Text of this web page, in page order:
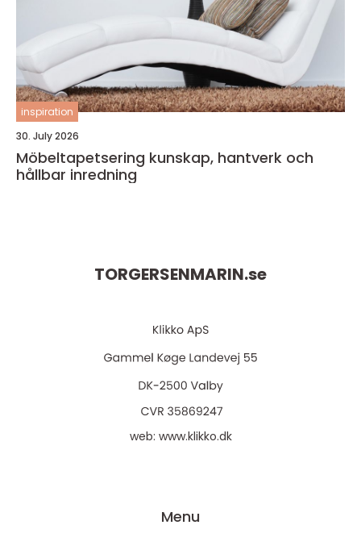
inspiration
30. July 2026
Möbeltapetsering kunskap, hantverk och
hållbar inredning
TORGERSENMARIN.se
web: www.klikko.dk
Menu